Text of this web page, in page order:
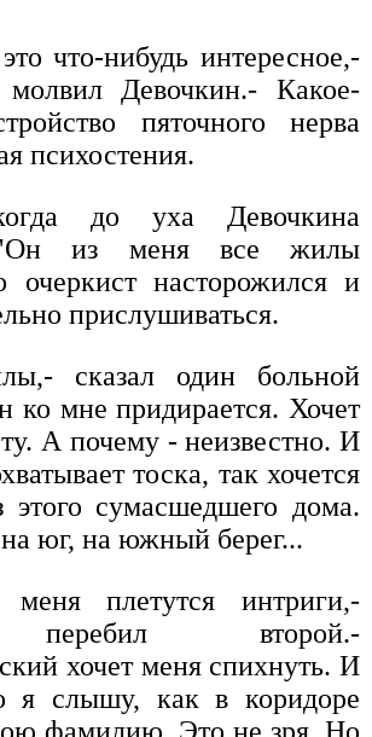
что-нибудь интересное,-
молвил Девочкин.- Какое-
пяточного нерва
психостения.
до уха Девочкина
"Он из меня все жилы
очеркист насторожился и
прислушиваться.
сказал один больной
ко мне придирается. Хочет
А почему - неизвестно. И
тоска, так хочется
этого сумасшедшего дома.
юг, на южный берег...
плетутся интриги,-
второй.-
хочет меня спихнуть. И
я слышу, как в коридоре